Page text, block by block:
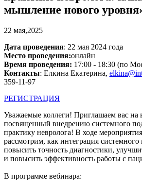
мышление нового
22 мая,2025
Дата проведения: 22 мая 2024 года
Место проведения:онлайн
Время проведения: 17:00 - 18:30 (по
Контакты: Елкина Екатерина,
359-11-97
РЕГИСТРАЦИЯ
Уважаемые коллеги! Приглашаем вас на
посвященный внедрению системного
практику невролога! В ходе
рассмотрим, как интеграция
повысить точность диагностики,
и повысить эффективность работы с
В программе вебинара: